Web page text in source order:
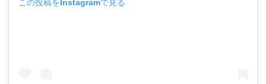
この投稿をInstagramで見る